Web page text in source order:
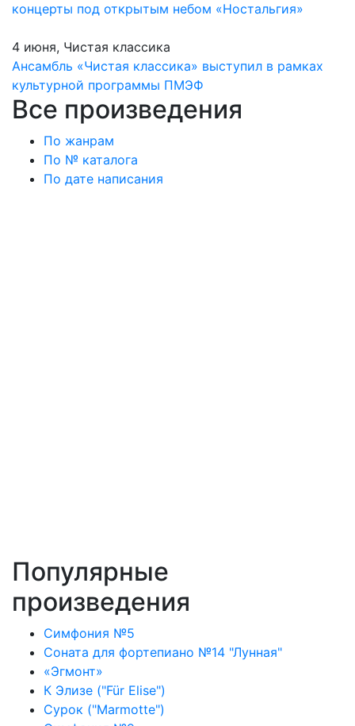
концерты под открытым небом «Ностальгия»
4 июня, Чистая классика
Ансамбль «Чистая классика» выступил в рамках
культурной программы ПМЭФ
Все произведения
По жанрам
По № каталога
По дате написания
Популярные
произведения
Симфония №5
Соната для фортепиано №14 "Лунная"
«Эгмонт»
К Элизе ("Für Elise")
Сурок ("Marmotte")